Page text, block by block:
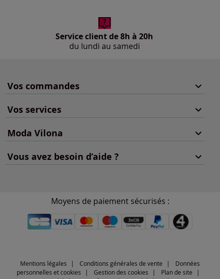
Service client de 8h à 20h
du lundi au samedi
Vos commandes
Vos services
Moda Vilona
Vous avez besoin d’aide ?
Moyens de paiement sécurisés :
Mentions légales Conditions générales de vente
Données
personnelles et cookies
Gestion des cookies
Plan de site